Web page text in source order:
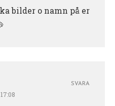
bilder o namn på er
SVARA